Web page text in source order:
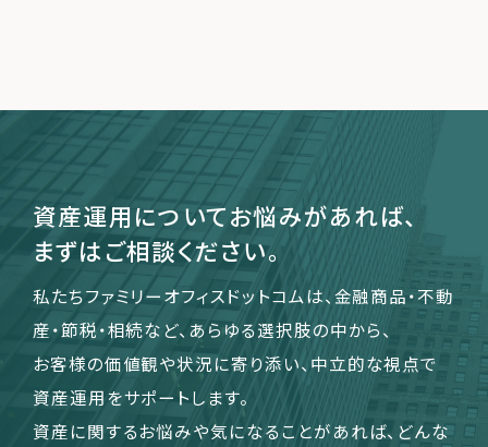
資産運用についてお悩みがあれば、
まずはご相談ください。
私たちファミリーオフィスドットコムは、金融商品・不動
産・節税・相続など、あらゆる選択肢の中から、
お客様の価値観や状況に寄り添い、中立的な視点で
資産運用をサポートします。
資産に関するお悩みや気になることがあれば、どんな